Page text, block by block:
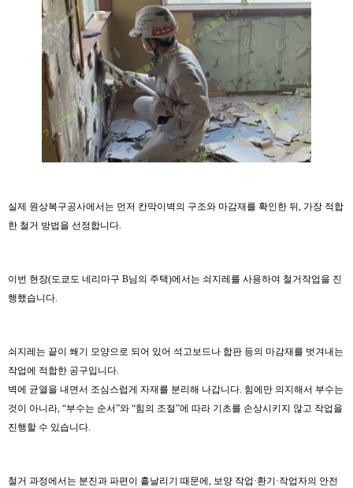
실제 원상복구공사에서는 먼저 칸막이벽의 구조와 마감재를 확인한 뒤, 가장 적합
한 철거 방법을 선정합니다.
이번 현장(도쿄도 네리마구 B님의 주택)에서는 쇠지레를 사용하여 철거작업을 진
행했습니다.
쇠지레는 끝이 쐐기 모양으로 되어 있어 석고보드나 합판 등의 마감재를 벗겨내는
작업에 적합한 공구입니다.
벽에 균열을 내면서 조심스럽게 자재를 분리해 나갑니다. 힘에만 의지해서 부수는
것이 아니라, “부수는 순서”와 “힘의 조절”에 따라 기초를 손상시키지 않고 작업을
진행할 수 있습니다.
철거 과정에서는 분진과 파편이 흩날리기 때문에, 보양 작업·환기·작업자의 안전